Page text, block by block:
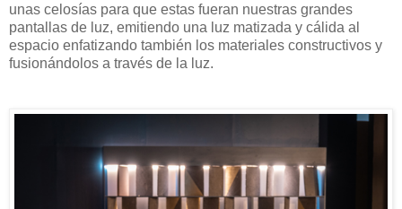
unas celosías para que estas fueran nuestras grandes
pantallas de luz, emitiendo una luz matizada y cálida al
espacio enfatizando también los materiales constructivos y
fusionándolos a través de la luz.